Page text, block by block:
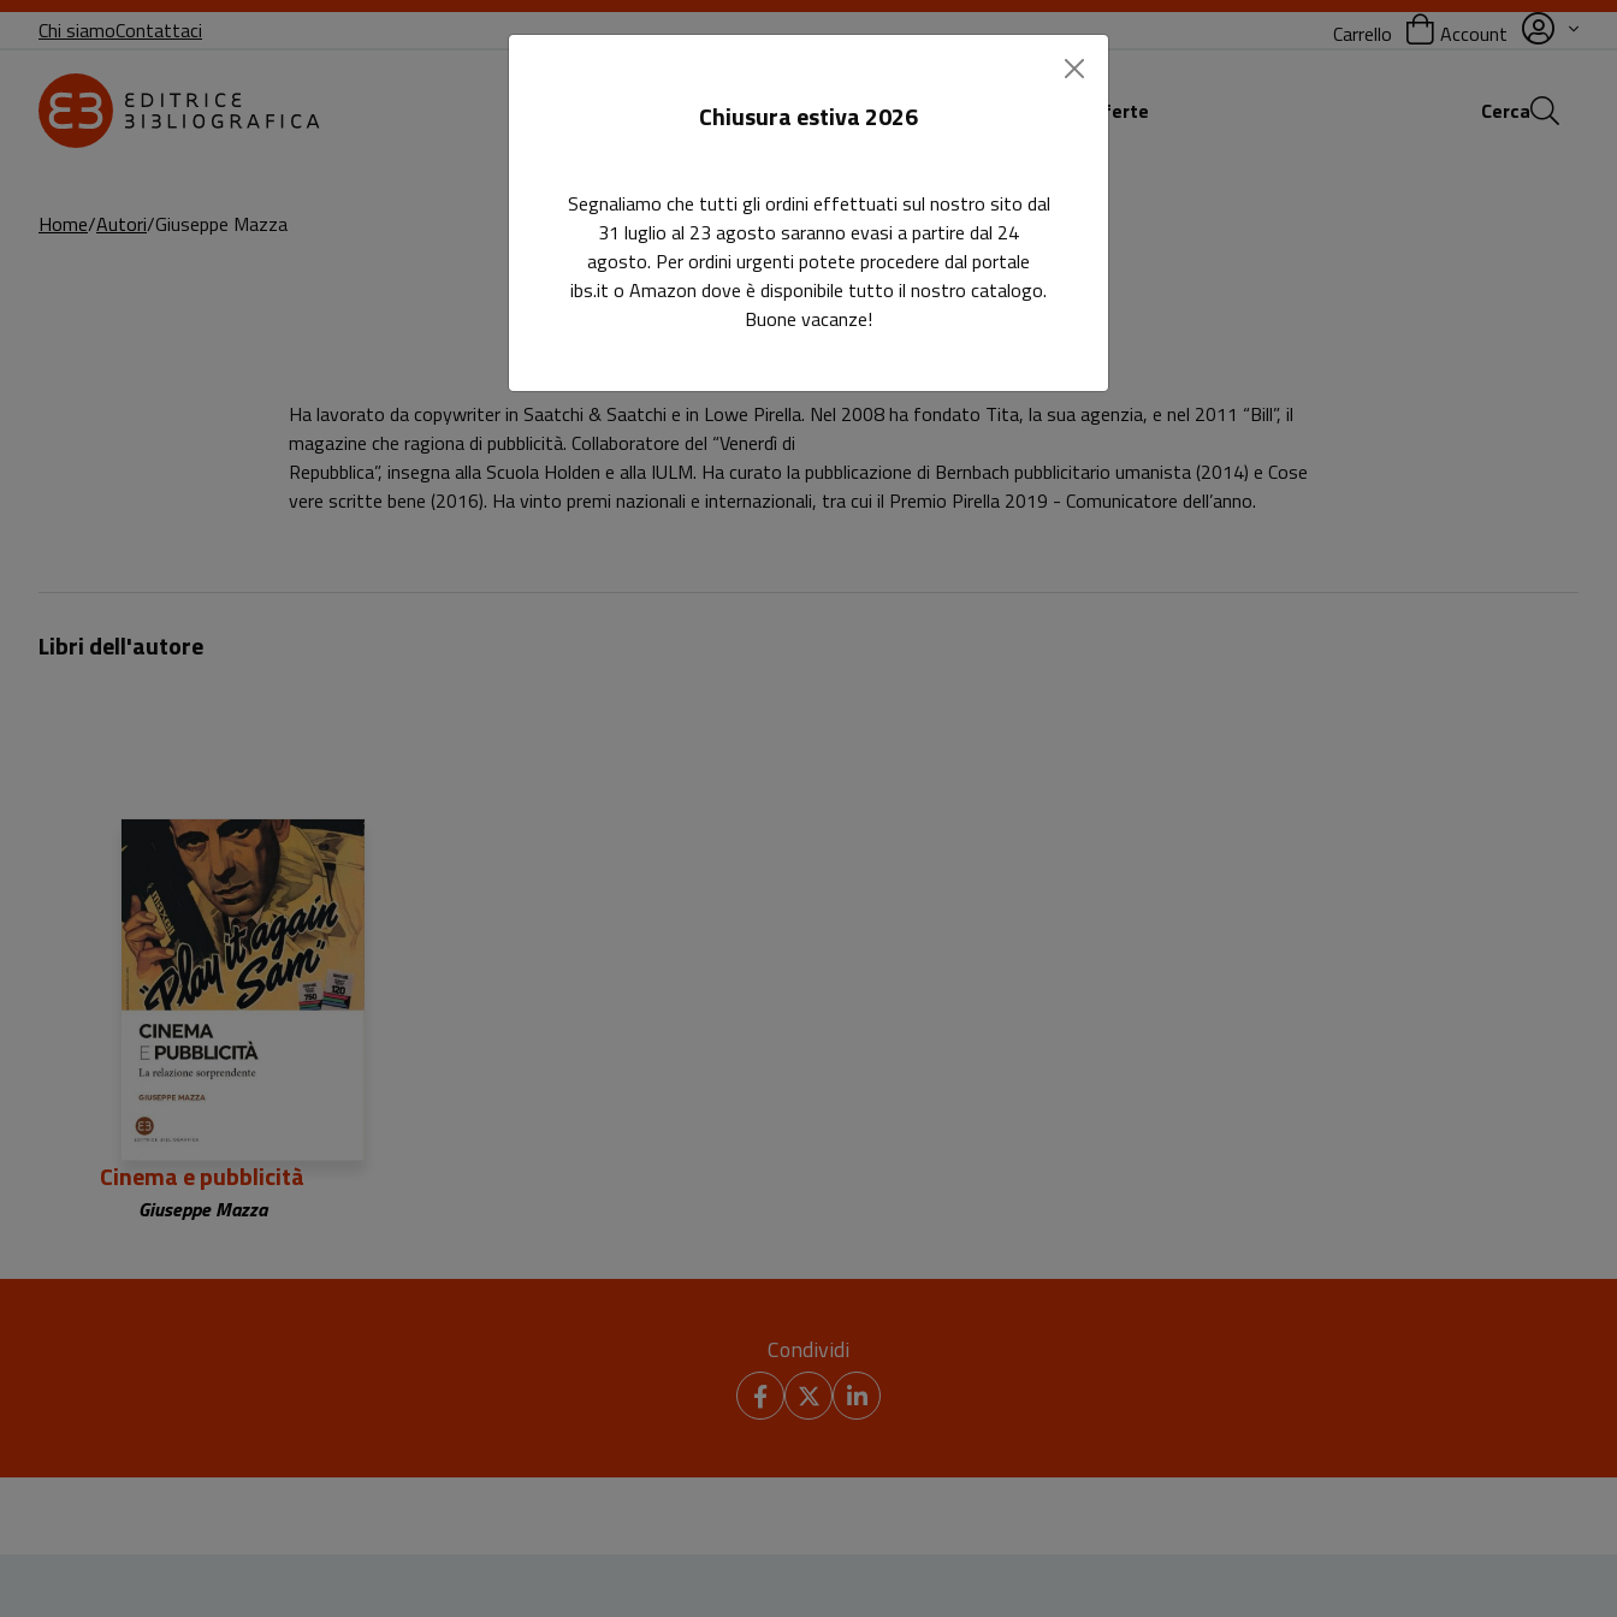
Chi siamoContattaci Carrello Account
Le riviste I corsi Le offerte Cerca
Home Autori Giuseppe Mazza
Giuseppe Mazza
Ha lavorato da copywriter in Saatchi & Saatchi e in Lowe Pirella. Nel 2008 ha fondato Tita, la sua agenzia, e nel 2011 “Bill”, il
magazine che ragiona di pubblicità. Collaboratore del “Venerdì di
Repubblica”, insegna alla Scuola Holden e alla IULM. Ha curato la pubblicazione di Bernbach pubblicitario umanista (2014) e Cose
vere scritte bene (2016). Ha vinto premi nazionali e internazionali, tra cui il Premio Pirella 2019 - Comunicatore dell’anno.
Libri dell'autore
26,00 €
Cinema e pubblicità
Giuseppe Mazza
Condividi
Chiusura estiva 2026
Segnaliamo che tutti gli ordini effettuati sul nostro sito dal
31 luglio al 23 agosto saranno evasi a partire dal 24
agosto. Per ordini urgenti potete procedere dal portale
ibs.it o Amazon dove è disponibile tutto il nostro catalogo.
Buone vacanze!